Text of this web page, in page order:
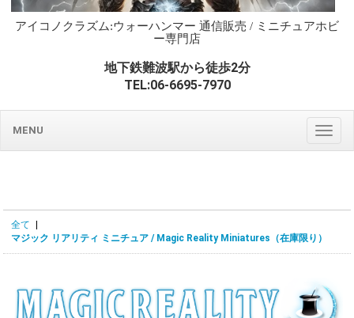
アイコノクラズム:ウォーハンマー 通信販売 / ミニチュアホビ
ー専門店
地下鉄難波駅から徒歩2分
TEL:06-6695-7970
MENU
全て
マジック リアリティ ミニチュア / Magic Reality Miniatures（在庫限り）